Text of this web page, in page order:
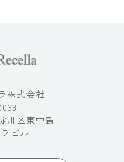
株式会社
川区東中島
ビル